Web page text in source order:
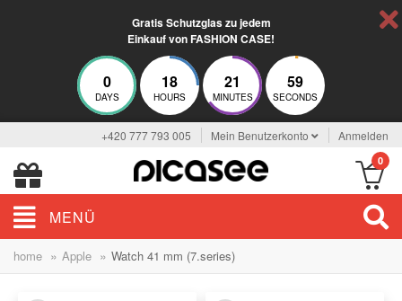
Gratis Schutzglas zu jedem
Einkauf von FASHION CASE!
0
DAYS
18
HOURS
21
MINUTES
59
SECONDS
+420 777 793 005 Mein Benutzerkonto Anmelden
0
MENÜ
home » Apple » Watch 41 mm (7.series)